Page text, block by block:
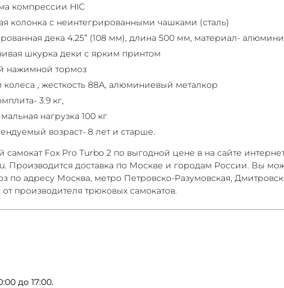
компресcии HIC
колонка с неинтегрированными чашками (сталь)
дека 4.25” (108 мм), длина 500 мм, материал-
шкурка деки с ярким принтом
нажимной тормоз
колеса , жесткость 88А, алюминиевый металкор
3.9 кг,
нагрузка 100 кг
возраст- 8 лет и старше.
самокат Fox Pro Turbo 2 по выгодной цене в на сайте
Производится доставка по Москве и городам России. Вы
по адресу Москва, метро Петровско-Разумовская,
от производителя трюковых самокатов.
до 17:00.